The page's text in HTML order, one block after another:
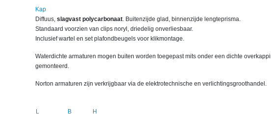
Kap
Diffuus, slagvast polycarbonaat. Buitenzijde glad, binnenzijde lengteprisma.
Standaard voorzien van clips noryl, driedelig onverliesbaar.
Inclusief wartel en set plafondbeugels voor klikmontage.
Waterdichte armaturen mogen buiten worden toegepast mits onder een dichte
gemonteerd.
Norton armaturen zijn verkrijgbaar via de elektrotechnische en verlichtingsgroothandel.
L B
H